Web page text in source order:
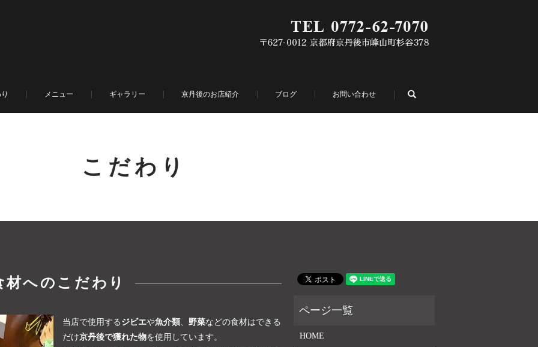
メニュー ギャラリー 京丹後のお店紹介 ブログ お問い合わせ search
こだわり
材へのこだわり
当店で使用する ジビエや魚介類、 野菜などの食材はできる
だけ京丹後で獲れた物を使用しています。
HOME